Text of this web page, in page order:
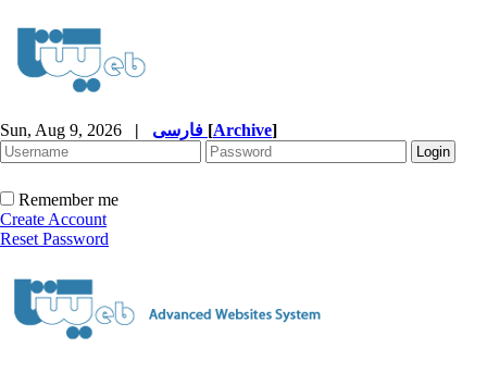
Sun, Aug 9, 2026 | [Archive]
Remember me
Create Account
Reset Password